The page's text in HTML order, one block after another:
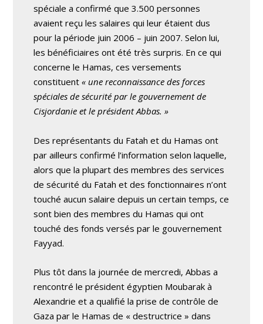
spéciale a confirmé que 3.500 personnes
avaient reçu les salaires qui leur étaient dus
pour la période juin 2006 – juin 2007. Selon lui,
les bénéficiaires ont été très surpris. En ce qui
concerne le Hamas, ces versements
constituent« une reconnaissance des forces
spéciales de sécurité par le gouvernement de
Cisjordanie et le président Abbas. »
Des représentants du Fatah et du Hamas ont
par ailleurs confirmé l’information selon laquelle,
alors que la plupart des membres des services
de sécurité du Fatah et des fonctionnaires n’ont
touché aucun salaire depuis un certain temps, ce
sont bien des membres du Hamas qui ont
touché des fonds versés par le gouvernement
Fayyad.
Plus tôt dans la journée de mercredi, Abbas a
rencontré le président égyptien Moubarak à
Alexandrie et a qualifié la prise de contrôle de
Gaza par le Hamas de « destructrice » dans